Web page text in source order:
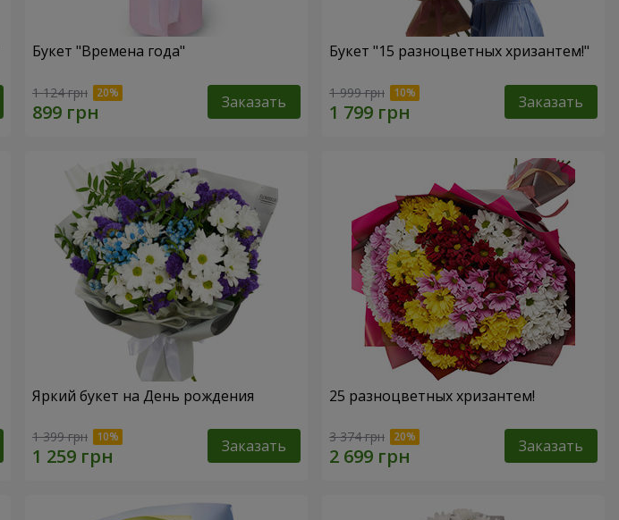
Букет "Времена года"
1 124 грн Заказать
Букет "15 разноцветных хризантем!"
1 999 грн Заказать
Яркий букет на День рождения
1 399 грн Заказать
25 разноцветных хризантем!
3 374 грн Заказать